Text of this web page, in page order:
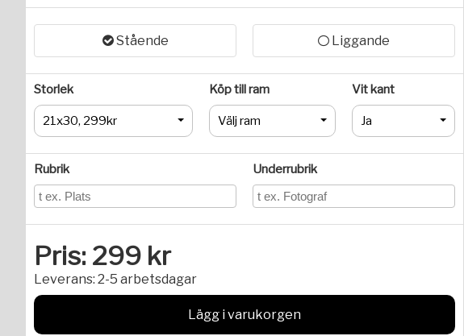
Stående Liggande
Storlek
21x30, 299kr
Köp till ram
Välj ram
Vit kant
Ja
Rubrik Underrubrik
Pris: 299 kr
Leverans: 2-5 arbetsdagar
Lägg i varukorgen